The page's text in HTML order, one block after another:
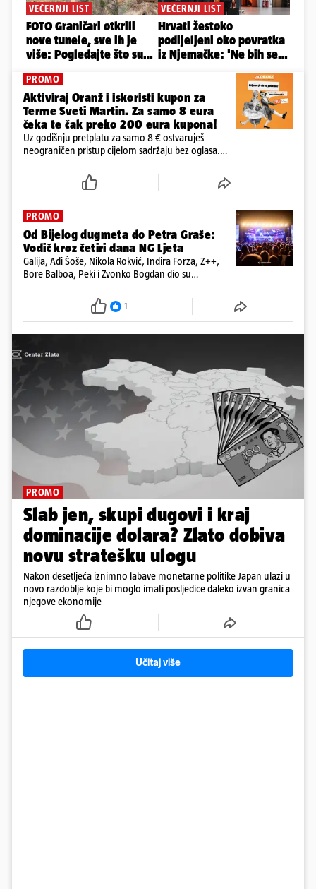
PROMO
Aktiviraj Oranž i iskoristi kupon za
Terme Sveti Martin. Za samo 8 eura
čeka te čak preko 200 eura kupona!
Uz godišnju pretplatu za samo 8 € ostvaruješ
neograničen pristup cijelom sadržaju bez oglasa.
dnevne e-novine 24sata i tjednika Express. Ali ni to
PROMO
Od Bijelog dugmeta do Petra Graše:
Vodič kroz četiri dana NG Ljeta
Galija, Adi Šoše, Nikola Rokvić, Indira Forza, Z++,
Bore Balboa, Peki i Zvonko Bogdan dio su
16. kolovoza održati na dvije pozornice
1
PROMO
Slab jen, skupi dugovi i kraj
dominacije dolara? Zlato dobiva
novu stratešku ulogu
Nakon desetljeća iznimno labave monetarne politike Japan ulazi u
novo razdoblje koje bi moglo imati posljedice daleko izvan granica
njegove ekonomije
Učitaj više